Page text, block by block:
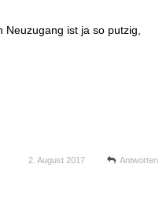
Neuzugang ist ja so putzig,
2. August 2017 Antworten